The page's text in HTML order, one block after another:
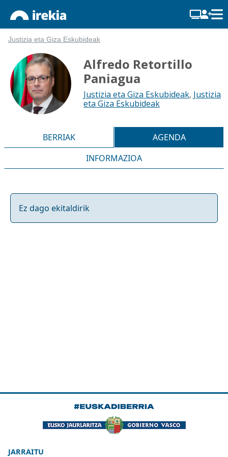
Justizia eta Giza Eskubideak
Alfredo Retortillo
Paniagua
Justizia eta Giza Eskubideak, Justizia
eta Giza Eskubideak
BERRIAK
AGENDA
INFORMAZIOA
Ez dago ekitaldirik
JARRAITU